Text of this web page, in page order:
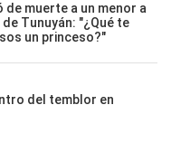
de muerte a un menor a
Tunuyán: "¿Qué te
un princeso?"
del temblor en